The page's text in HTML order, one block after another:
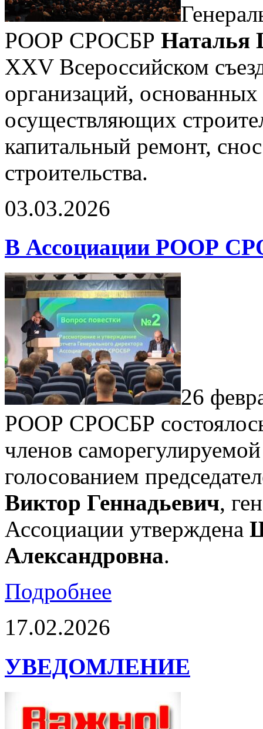
РООР СРОСБР Наталья
XXV Всероссийском
организаций,
осуществляющих
капитальный ремонт,
строительства.
03.03.2026
В Ассоциации РООР
26
РООР СРОСБР
членов
голосованием
Виктор Геннадьевич,
Ассоциации утверждена
Александровна.
Подробнее
17.02.2026
УВЕДОМЛЕНИЕ